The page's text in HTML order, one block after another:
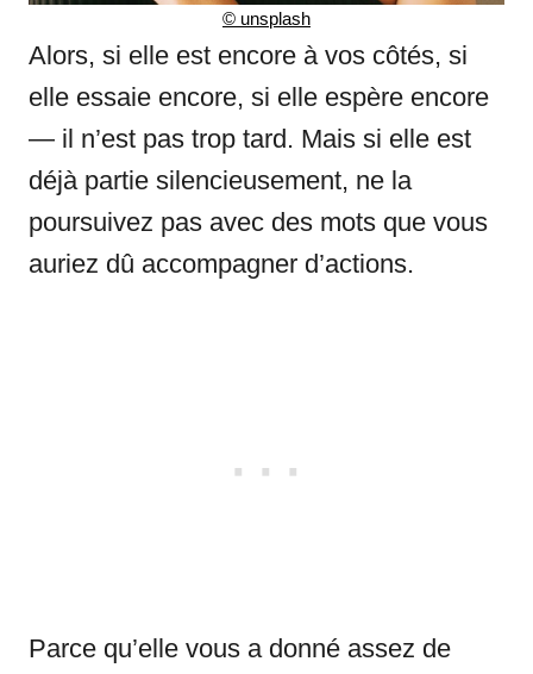
© unsplash
Alors, si elle est encore à vos côtés, si
elle essaie encore, si elle espère encore
— il n’est pas trop tard. Mais si elle est
déjà partie silencieusement, ne la
poursuivez pas avec des mots que vous
auriez dû accompagner d’actions.
Parce qu’elle vous a donné assez de